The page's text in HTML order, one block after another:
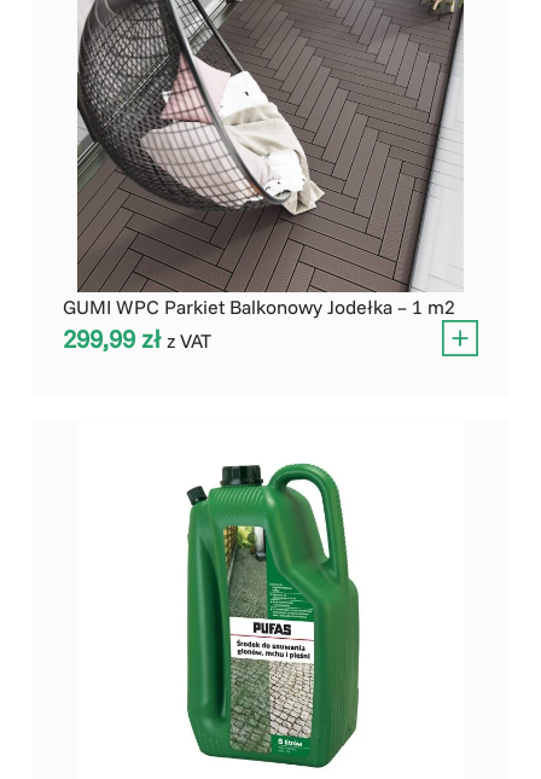
GUMI WPC Parkiet Balkonowy Jodełka – 1 m2
299,99zł z VAT